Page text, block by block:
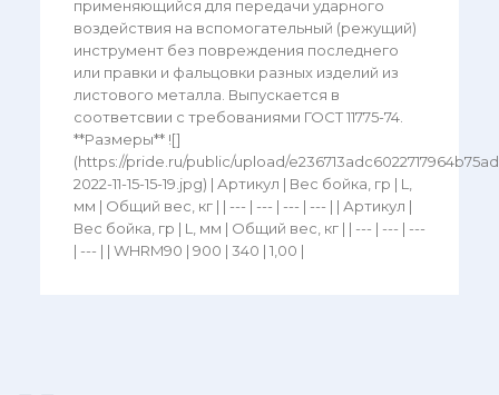
применяющийся для передачи ударного
воздействия на вспомогательный (режущий)
инструмент без повреждения последнего
или правки и фальцовки разных изделий из
листового металла. Выпускается в
соответсвии с требованиями ГОСТ 11775-74.
**Размеры** ![]
(https://pride.ru/public/upload/
2022-11-15-15-19.jpg) | Артикул | Вес бойка, гр | L,
мм | Общий вес, кг | | --- | --- | --- | --- | | Артикул |
Вес бойка, гр | L, мм | Общий вес, кг | | --- | --- | ---
| --- | | WHRM90 | 900 | 340 | 1,00 |